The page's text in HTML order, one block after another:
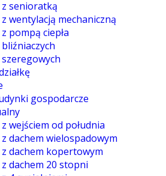
senioratką
wentylacją mechaniczną
pompą ciepła
gospodarcze
wejściem od południa
dachem wielospadowym
dachem kopertowym
dachem 20 stopni